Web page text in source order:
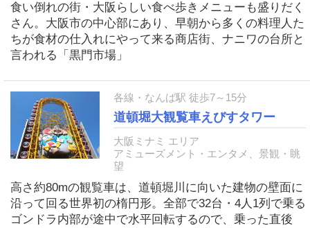
食い倒れの街・大阪らしい食べ歩きメニューも盛りだく
さん。大阪市の中心部にあり、早朝から多くの料理人た
ちが食材の仕入れにやって来る商店街、ナニワの台所と
言われる「黒門市場」
各線・なんば駅 徒歩7～15分
道頓堀大観覧車えびすタワー
大阪ミナミ エリア
アミューズメント・エンタメ、景観・眺
望
高さ約80mの観覧車は、道頓堀川に向いた建物の壁面に
沿って回る世界初の楕円形。全部で32台・4人1列で乗る
ゴンドラ内部が途中で水平回転するので、乗った直後